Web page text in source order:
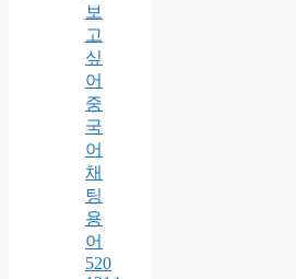
보
고
싶
어
중
국
어
채
팅
용
어
520